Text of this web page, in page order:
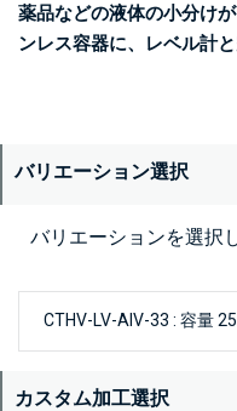
薬品などの液体の小分け
ンレス容器に、レベル計
バリエーション選択
バリエーションを選択
カスタム加工選択